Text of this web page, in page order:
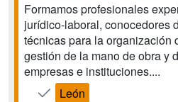
Formamos profesionales
jurídico-laboral, conocedores
técnicas para la organización
gestión de la mano de obra y
empresas e instituciones....
León